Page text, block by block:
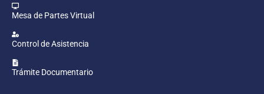
Mesa de Partes Virtual
Control de Asistencia
Trámite Documentario